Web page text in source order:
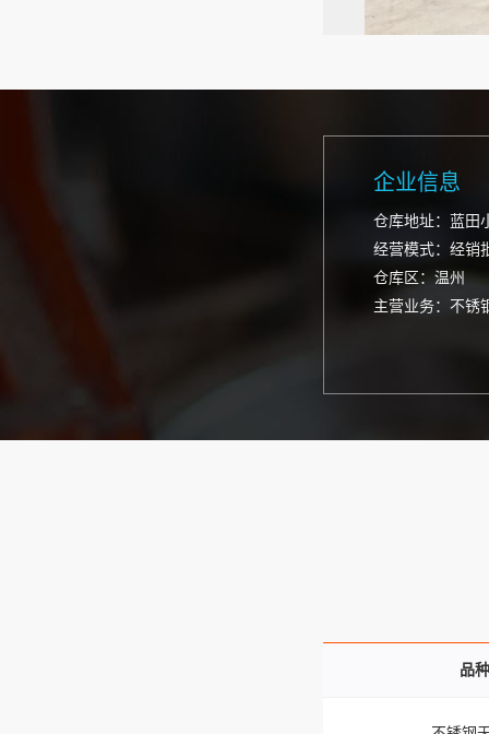
企业信息
仓库地址：蓝田
经营模式：经销
仓库区：温州
主营业务：不锈
品